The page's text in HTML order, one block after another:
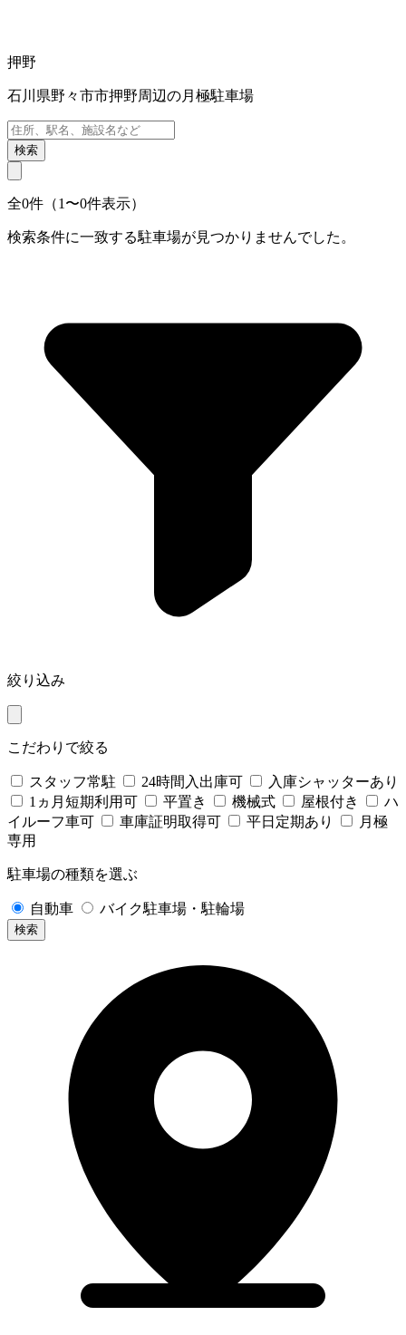
押野
石川県野々市市押野周辺の月極駐車場
検索
全0件（1〜0件表示）
検索条件に一致する駐車場が見つかりませんでした。
絞り込み
こだわりで絞る
スタッフ常駐 24時間入出庫可
入庫シャッターあり
1ヵ月短期利用可
平置き 機械式 屋根付き
ハ
イルーフ車可
車庫証明取得可 平日定期あり
月極
専用
駐車場の種類を選ぶ
自動車 バイク駐車場・駐輪場
検索